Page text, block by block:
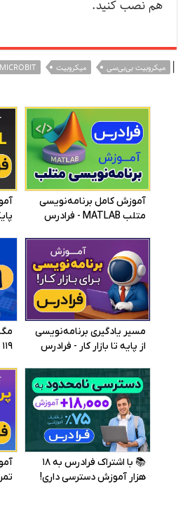
هم نصب کنید.
| میکروبیت بی‌بی‌سی میکروبیت MICROBIT